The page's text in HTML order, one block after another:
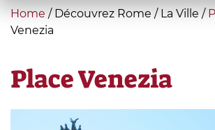
You
are
Home / Découvrez Rome / La Ville /
Venezia
Place Venezia